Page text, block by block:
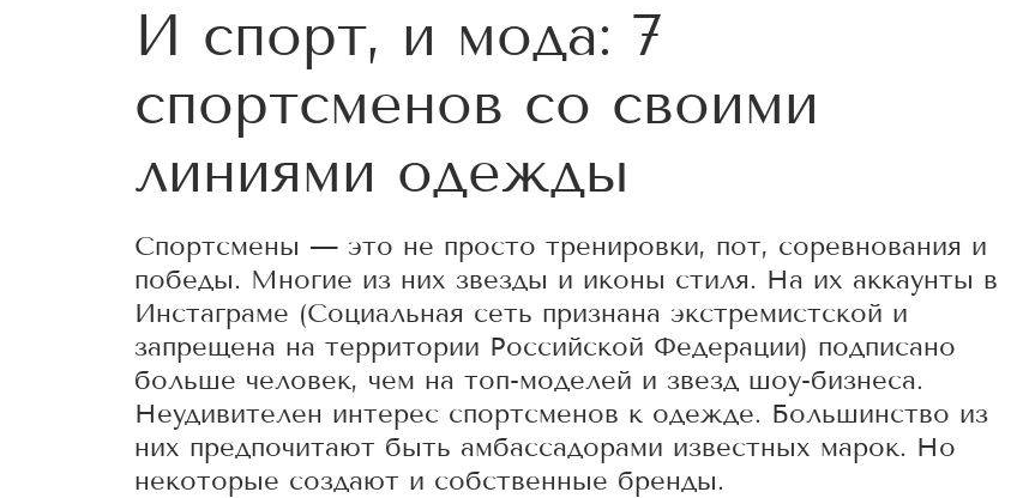
И спорт, и мода: 7
спортсменов со своими
линиями одежды
Спортсмены — это не просто тренировки, пот, соревнования и
победы. Многие из них звезды и иконы стиля. На их аккаунты в
Инстаграме (Социальная сеть признана экстремистской и
запрещена на территории Российской Федерации) подписано
больше человек, чем на топ-моделей и звезд шоу-бизнеса.
Неудивителен интерес спортсменов к одежде. Большинство из
них предпочитают быть амбассадорами известных марок. Но
некоторые создают и собственные бренды.